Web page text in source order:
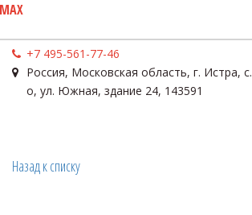
MAX
+7 495-561-77-46
Россия, Московская область, г. Истра,
о, ул. Южная, здание 24, 143591
Назад к списку